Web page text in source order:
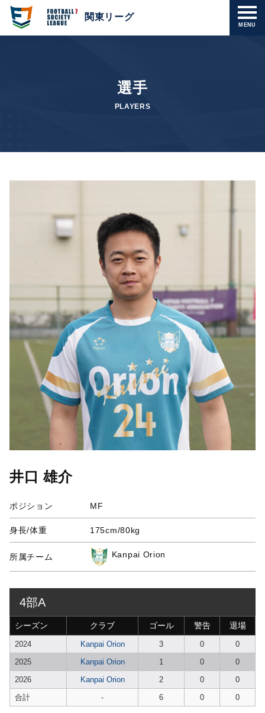
MENU
関東リーグ
選手
PLAYERS
井口 雄介
ポジション MF
身長/体重 175cm/80kg
所属チーム Kanpai Orion
4部A
シーズン クラブ ゴール 警告 退場
2024 Kanpai Orion 3 0
0
2025
Kanpai Orion 1 0
0
2026
Kanpai Orion 2 0
0
合計
- 6 0 0